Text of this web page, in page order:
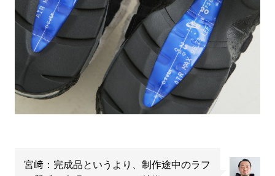
宮﨑：完成品というより、制作途中のラフ